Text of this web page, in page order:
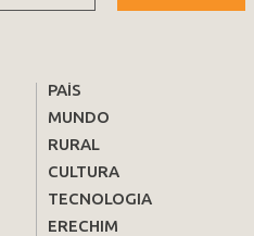
PAÍS
MUNDO
RURAL
CULTURA
TECNOLOGIA
ERECHIM